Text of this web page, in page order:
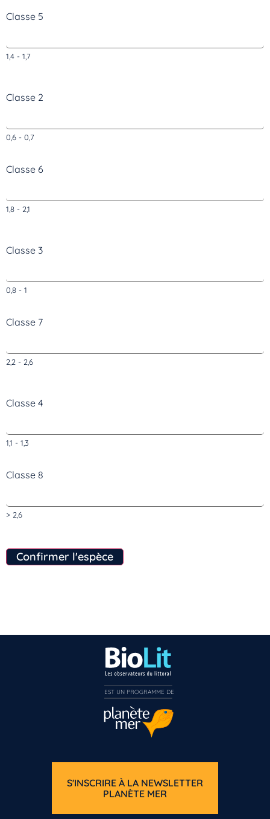
Classe 5
1,4 - 1,7
Classe 2
0,6 - 0,7
Classe 6
1,8 - 2,1
Classe 3
0,8 - 1
Classe 7
2,2 - 2,6
Classe 4
1,1 - 1,3
Classe 8
> 2,6
Confirmer l'espèce
S'INSCRIRE À LA NEWSLETTER
PLANÈTE MER